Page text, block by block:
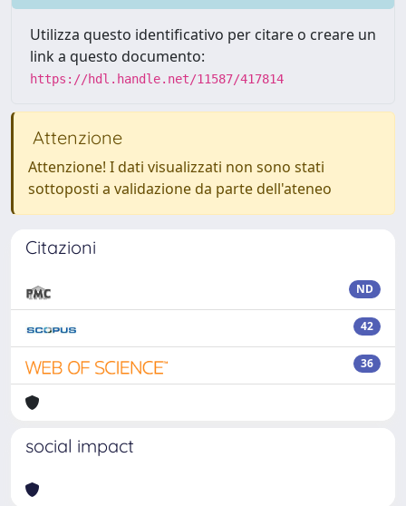
Utilizza questo identificativo per citare o creare un
link a questo documento:
https://hdl.handle.net/11587/417814
Attenzione
Attenzione! I dati visualizzati non sono stati
sottoposti a validazione da parte dell'ateneo
Citazioni
ND
42
36
social impact